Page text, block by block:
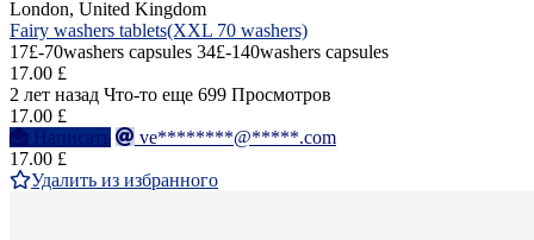
London, United Kingdom
Fairy washers tablets(XXL 70 washers)
17£-70washers capsules 34£-140washers capsules
17.00 £
2 лет назад Что-то еще 699 Просмотров
17.00 £
Написать
ve********@*****.com
17.00 £
Удалить из избранного